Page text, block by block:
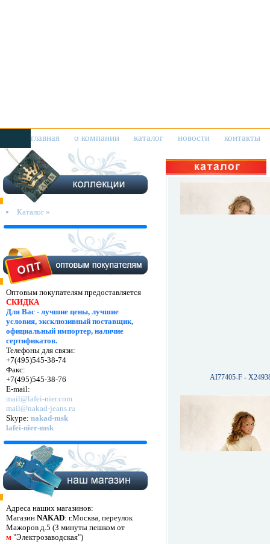
главная о компании каталог новости контакты
Каталог »
Оптовым покупателям предоставляется
СКИДКА
Для Вас - лучшие цены, лучшие
условия, эксклюзивный поставщик,
официальный импортер, наличие
сертификатов.
Телефоны для связи:
+7(495)545-38-74
Факс:
+7(495)545-38-76
E-mail:
mail@lafei-nier.com
mail@nakad-jeans.ru
Skype: nakad-msk
lafei-nier-msk
Адреса наших магазинов:
Магазин NAKAD: г.Москва, переулок
Мажоров д.5 (3 минуты пешком от
м "Электрозаводская")
AI77405-F -